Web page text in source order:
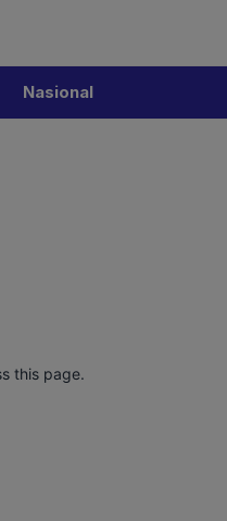
Nasional
this page.